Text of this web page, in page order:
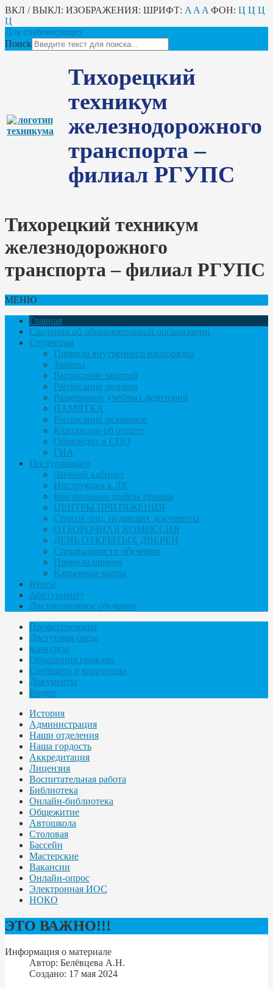
ВКЛ / ВЫКЛ: ИЗОБРАЖЕНИЯ: ШРИФТ: A A A ФОН: Ц Ц Ц
Ц
Для слабовидящих
Поиск
Тихорецкий
техникум
железнодорожного
транспорта –
филиал РГУПС
Тихорецкий техникум
железнодорожного
транспорта – филиал РГУПС
МЕНЮ
Главная
Сведения об образовательной организации
Студентам
Правила внутреннего распорядка
Замены
Расписание занятий
Расписание звонков
Размещение учебных аудиторий
ПАМЯТКА
Расписание экзаменов
Квитанции об оплате
Обркредит в СПО
ГИА
Поступающим
Личный кабинет
Инструкция к ЛК
Контрольные цифры приема
ЦЕНТРЫ ПРИТЯЖЕНИЯ
Список лиц, подавших документы
ОТБОРОЧНАЯ КОМИССИЯ
ДЕНЬ ОТКРЫТЫХ ДВЕРЕЙ
Специальности обучения
Правила приема
Карьерные карты
Курсы
Абитуриенту
Дистанционное обучение
Профессионалы
Доступная среда
конкурсы
Обращения граждан
Сообщить о коррупции
Документы
Видео
История
Администрация
Наши отделения
Наша гордость
Аккредитация
Лицензия
Воспитательная работа
Библиотека
Онлайн-библиотека
Общежитие
Автошкола
Столовая
Бассейн
Мастерские
Вакансии
Онлайн-опрос
Электронная ИОС
НОКО
ЭТО ВАЖНО!!!
Информация о материале
Автор: Белёвцева А.Н.
Создано: 17 мая 2024